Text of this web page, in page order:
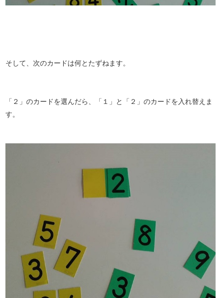
そして、次のカードは何とたずねます。
「２」のカードを選んだら、「１」と「２」のカードを入れ替えま
す。